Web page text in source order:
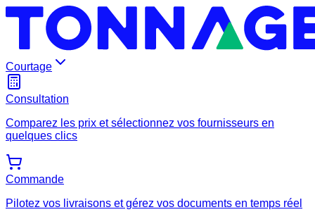
Courtage
Consultation
Comparez les prix et sélectionnez vos fournisseurs en
quelques clics
Commande
Pilotez vos livraisons et gérez vos documents en temps réel